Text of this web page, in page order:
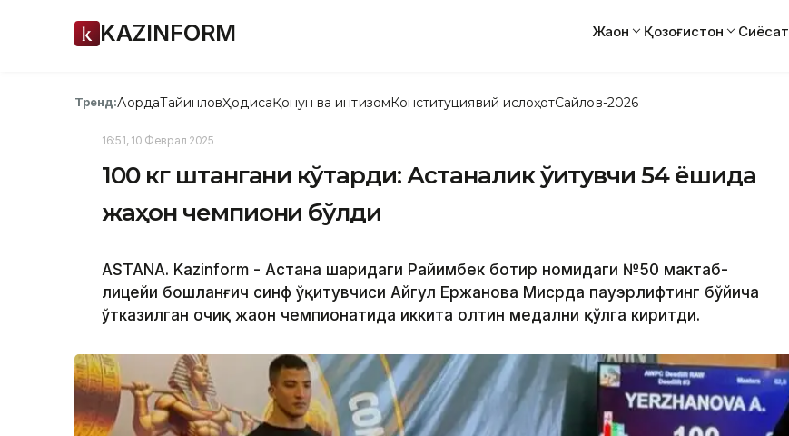
KAZINFORM Жаҳон Қозоғистон Сиёсат
Тренд:АқордаТайинловҲодисаҚонун ва интизомКонституциявий ислоҳотСайлов-2026
16:51, 10 Феврал 2025
100 кг штангани кўтарди: Астаналик ўқитувчи 54 ёшида
жаҳон чемпиони бўлди
ASTANA. Kazinform - Астана шаҳридаги Райимбек ботир номидаги №50 мактаб-
лицейи бошланғич синф ўқитувчиси Айгул Ержанова Мисрда пауэрлифтинг бўйича
ўтказилган очиқ жаҳон чемпионатида иккита олтин медални қўлга киритди.